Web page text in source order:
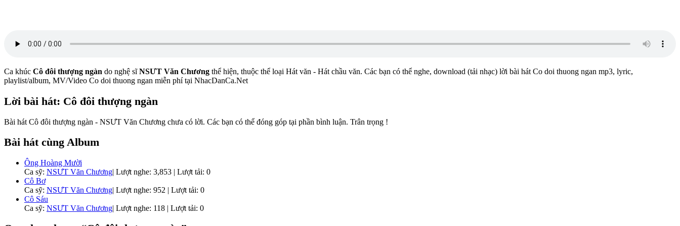
Ca khúc Cô đôi thượng ngàn do nghệ sĩNSƯT Văn Chương thể hiện, thuộc thể loại Hát văn - Hát chầu văn. Các bạn có thể nghe, download (tải nhạc) lời bài hát Co doi thuong ngan mp3, lyric,
playlist/album, MV/Video Co doi thuong ngan miễn phí tại NhacDanCa.Net
Lời bài hát: Cô đôi thượng ngàn
Bài hát Cô đôi thượng ngàn - NSƯT Văn Chương chưa có lời. Các bạn có thể đóng góp tại phần bình luận. Trân trọng !
Bài hát cùng Album
Ông Hoàng Mười
Ca sỹ: NSƯT Văn Chương| Lượt nghe: 3,853 | Lượt tải: 0
Cô Bơ
Ca sỹ: NSƯT Văn Chương| Lượt nghe: 952 | Lượt tải: 0
Cô Sáu
Ca sỹ: NSƯT Văn Chương| Lượt nghe: 118 | Lượt tải: 0